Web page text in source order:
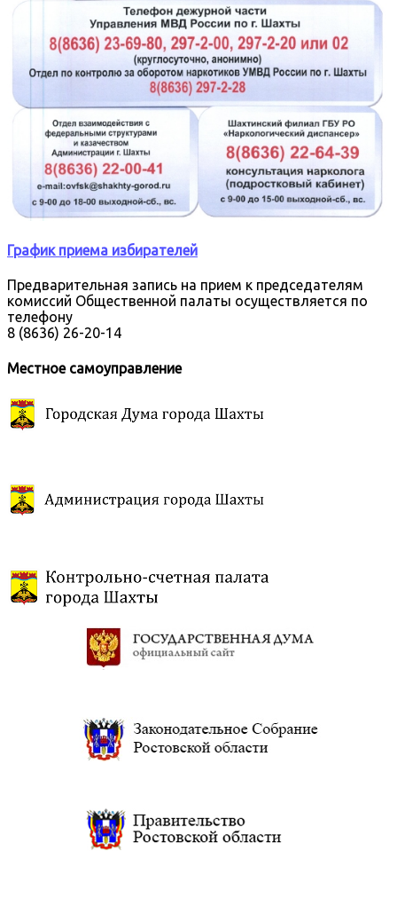
График приема избирателей
Предварительная запись на прием к председателям
комиссий Общественной палаты осуществляется по
телефону
8 (8636) 26-20-14
Местное самоуправление